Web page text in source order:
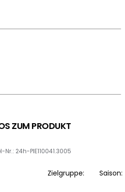
ZUM PRODUKT
Nr.: 24h-PIE110041.3005
Zielgruppe: Saison: